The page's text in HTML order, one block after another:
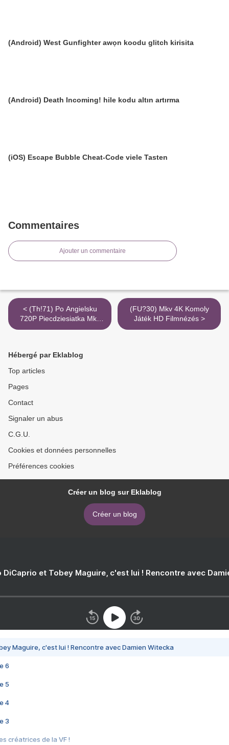
(Android) West Gunfighter awọn koodu glitch kirisita
(Android) Death Incoming! hile kodu altın artırma
(iOS) Escape Bubble Cheat-Code viele Tasten
Commentaires
Ajouter un commentaire
< (Th!71) Po Angielsku
720P Piecdziesiatka Mkv
Dubbing Youtube
(FU?30) Mkv 4K Komoly
Játék HD Filmnézés >
Hébergé par Eklablog
Top articles
Pages
Contact
Signaler un abus
C.G.U.
Cookies et données personnelles
Préférences cookies
Créer un blog sur Eklablog
Créer un blog
DiCaprio et Tobey Maguire, c'est lui ! Rencontre avec
Maguire, c'est lui ! Rencontre avec Damien Witecka
6
5
4
3
créatrices de la VF !